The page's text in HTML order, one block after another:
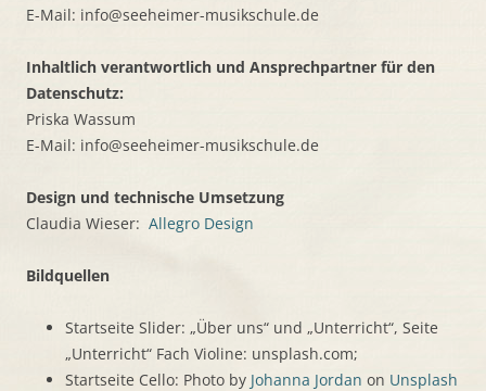
E-Mail: info@seeheimer-musikschule.de
Inhaltlich verantwortlich und Ansprechpartner für den
Datenschutz:
Priska Wassum
E-Mail: info@seeheimer-musikschule.de
Design und technische Umsetzung
Claudia Wieser: Allegro Design
Bildquellen
Startseite Slider: „Über uns“ und „Unterricht“, Seite
„Unterricht“ Fach Violine: unsplash.com;
Startseite Cello: Photo by Johanna Jordan on Unsplash